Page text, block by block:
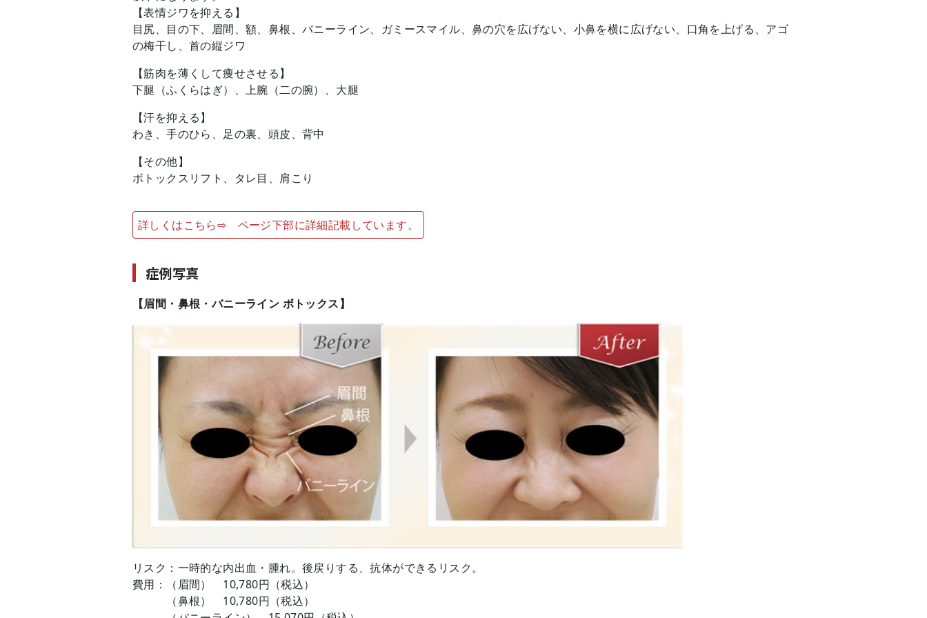
【表情ジワを抑える】
目尻、目の下、眉間、額、鼻根、バニーライン、ガミースマイル、鼻の穴を広げない、小鼻を横に広げない、口角を上げる、アゴ
の梅干し、首の縦ジワ
【筋肉を薄くして痩せさせる】
下腿（ふくらはぎ）、上腕（二の腕）、大腿
【汗を抑える】
わき、手のひら、足の裏、頭皮、背中
【その他】
ボトックスリフト、タレ目、肩こり
詳しくはこちら⇨ ページ下部に詳細記載しています。
症例写真
【眉間・鼻根・バニーライン ボトックス】
リスク：一時的な内出血・腫れ。後戻りする、抗体ができるリスク。
費用：（眉間） 10,780円（税込）
（鼻根） 10,780円（税込）